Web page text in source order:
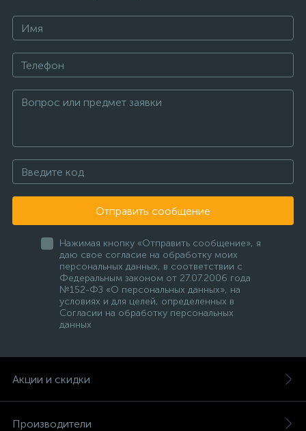
Отправить сообщение
Нажимая кнопку «Отправить сообщение», я
даю свое согласие на обработку моих
персональных данных, в соответствии с
Федеральным законом от 27.07.2006 года
№152-ФЗ «О персональных данных», на
условиях и для целей, определенных в
Согласии на обработку персональных
данных
Акции и скидки
Производители